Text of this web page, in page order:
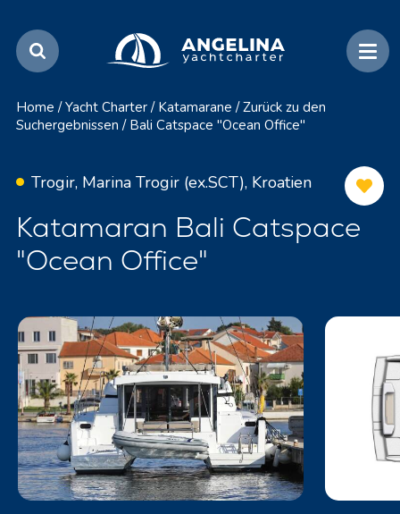
Home / Yacht Charter / Katamarane / Zurück zu den
Suchergebnissen / Bali Catspace "Ocean Office"
Trogir, Marina Trogir (ex.SCT), Kroatien
Katamaran Bali Catspace
"Ocean Office"